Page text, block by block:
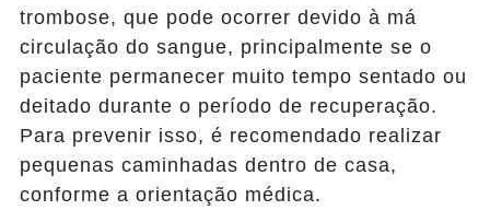
trombose, que pode ocorrer devido à má
circulação do sangue, principalmente se o
paciente permanecer muito tempo sentado ou
deitado durante o período de recuperação.
Para prevenir isso, é recomendado realizar
pequenas caminhadas dentro de casa,
conforme a orientação médica.